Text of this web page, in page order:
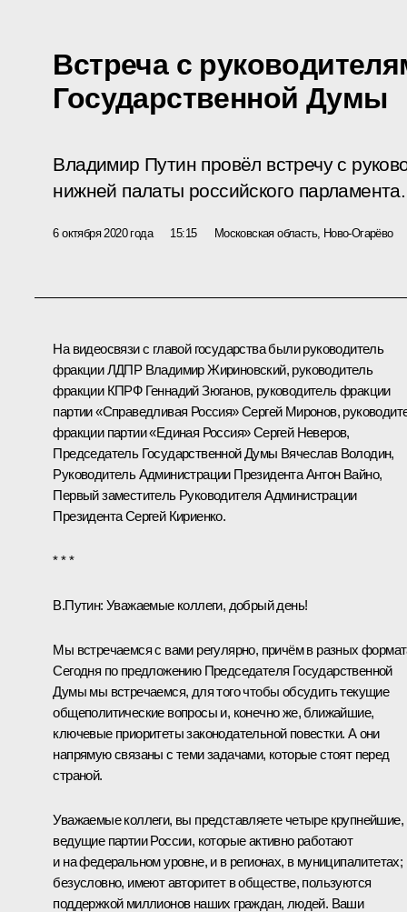
Встреча с
Государственной Думы
Владимир Путин провёл встречу с
нижней палаты российского парламента.
6 октября 2020 года 15:15 Московская область, Ново-Огарёво
На видеосвязи с главой государства были руководитель
фракции ЛДПР Владимир Жириновский, руководитель
фракции КПРФ Геннадий Зюганов, руководитель фракции
партии «Справедливая Россия»Сергей Миронов,
фракции партии «Единая Россия»Сергей Неверов,
Председатель Государственной Думы Вячеслав Володин,
Руководитель Администрации ПрезидентаАнтон Вайно,
Первый заместитель Руководителя Администрации
ПрезидентаСергей Кириенко.
* * *
В.Путин: Уважаемые коллеги, добрый день!
Мы встречаемся с вами регулярно, причём в разных
Сегодня по предложению Председателя Государственной
Думы мы встречаемся, для того чтобы обсудить текущие
общеполитические вопросы и, конечно же, ближайшие,
ключевые приоритеты законодательной повестки. А они
напрямую связаны с теми задачами, которые стоят перед
страной.
Уважаемые коллеги, вы представляете четыре крупнейшие,
ведущие партии России, которые активно работают
и на федеральном уровне, и в регионах, в муниципалитетах;
безусловно, имеют авторитет в обществе, пользуются
поддержкой миллионов наших граждан, людей. Ваши